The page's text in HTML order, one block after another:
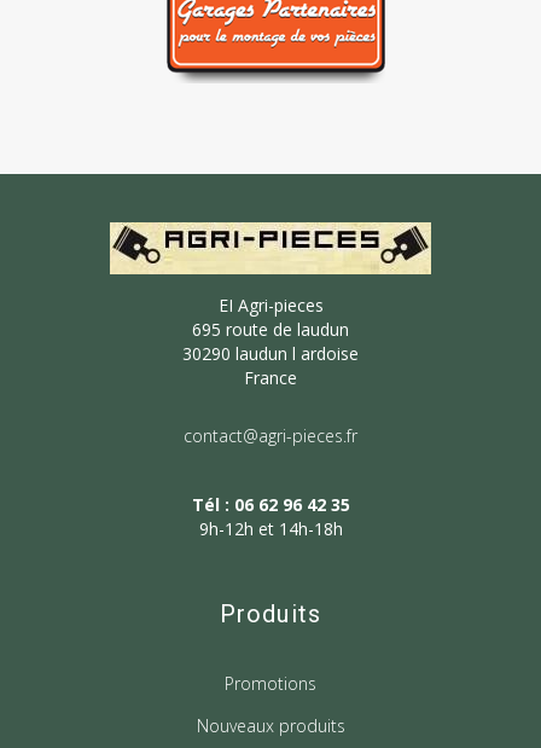
EI Agri-pieces
695 route de laudun
30290 laudun l ardoise
France
contact@agri-pieces.fr
Tél : 06 62 96 42 35
9h-12h et 14h-18h
Produits
Promotions
Nouveaux produits